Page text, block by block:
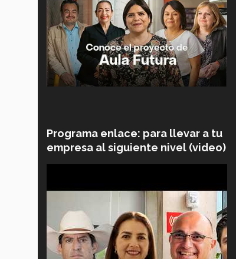
Programa enlace: para llevar a tu
empresa al siguiente nivel (video)